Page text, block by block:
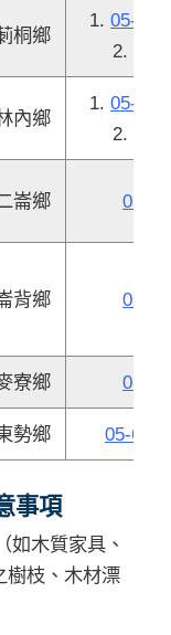
桐鄉
1.05-
2.
內鄉
1.05-
2.
崙鄉 05-
背鄉 05-
寮鄉 05-
勢鄉 05-
事項
如木質家具、
樹枝、木材漂